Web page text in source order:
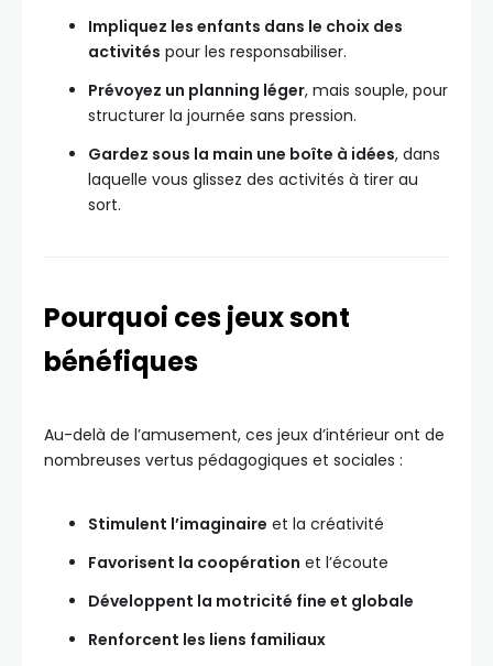
Impliquez les enfants dans le choix des
activités pour les responsabiliser.
Prévoyez un planning léger, mais souple, pour
structurer la journée sans pression.
Gardez sous la main une boîte à idées, dans
laquelle vous glissez des activités à tirer au
sort.
Pourquoi ces jeux sont
bénéfiques
Au-delà de l’amusement, ces jeux d’intérieur ont de
nombreuses vertus pédagogiques et sociales :
Stimulent l’imaginaire et la créativité
Favorisent la coopération et l’écoute
Développent la motricité fine et globale
Renforcent les liens familiaux